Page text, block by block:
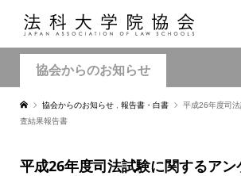
協会からのお知らせ
協会からのお知らせ 報告書・白書
平成26年度司
査結果報告書
平成26年度司法試験に関するア